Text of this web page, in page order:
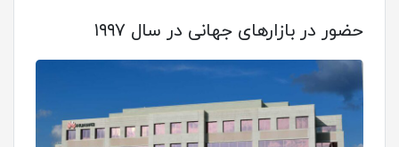
حضور در بازارهای جهانی در سال ۱۹۹۷